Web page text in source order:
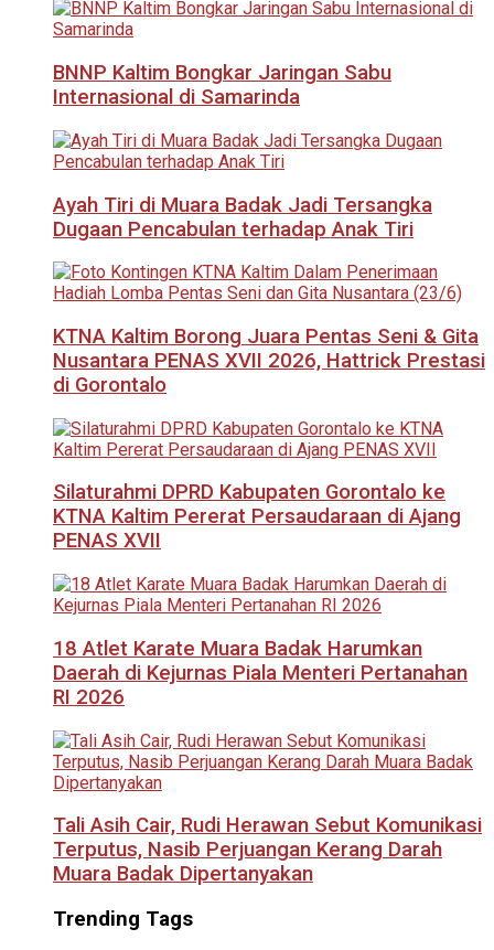
BNNP Kaltim Bongkar Jaringan Sabu
Internasional di Samarinda
Ayah Tiri di Muara Badak Jadi Tersangka
Dugaan Pencabulan terhadap Anak Tiri
KTNA Kaltim Borong Juara Pentas Seni & Gita
Nusantara PENAS XVII 2026, Hattrick Prestasi
di Gorontalo
Silaturahmi DPRD Kabupaten Gorontalo ke
KTNA Kaltim Pererat Persaudaraan di Ajang
PENAS XVII
18 Atlet Karate Muara Badak Harumkan
Daerah di Kejurnas Piala Menteri Pertanahan
RI 2026
Tali Asih Cair, Rudi Herawan Sebut Komunikasi
Terputus, Nasib Perjuangan Kerang Darah
Muara Badak Dipertanyakan
Trending Tags